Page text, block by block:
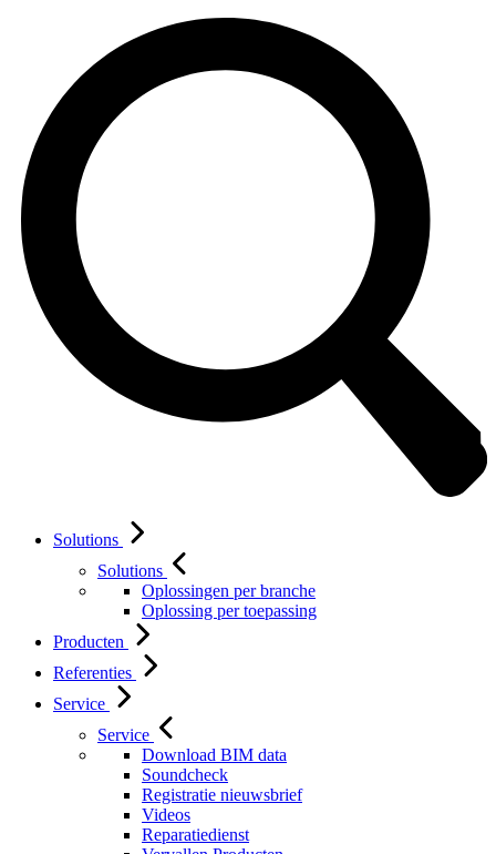
Solutions
Solutions
Oplossingen per branche
Oplossing per toepassing
Producten
Referenties
Service
Service
Download BIM data
Soundcheck
Registratie nieuwsbrief
Videos
Reparatiedienst